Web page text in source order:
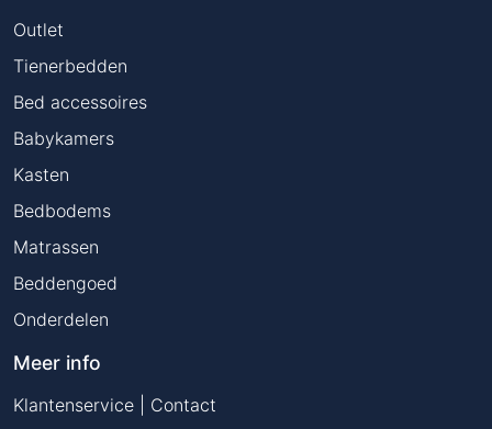
Outlet
Tienerbedden
Bed accessoires
Babykamers
Kasten
Bedbodems
Matrassen
Beddengoed
Onderdelen
Meer info
Klantenservice | Contact